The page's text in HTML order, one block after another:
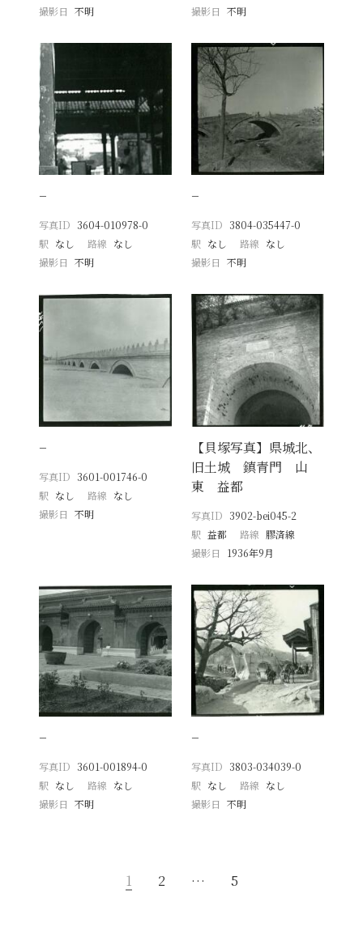
撮影日
不明
撮影日 不明
−
写真ID 3604-010978-0
駅 なし 路線 なし
撮影日
不明
−
写真ID 3804-035447-0
駅 なし 路線 なし
撮影日 不明
−
写真ID 3601-001746-0
駅 なし 路線 なし
撮影日
不明
【貝塚写真】県城北、
旧土城 鎮青門 山
東 益都
写真ID 3902-bei045-2
駅 益都 路線 膠済線
撮影日
1936年9月
−
写真ID 3601-001894-0
駅 なし 路線 なし
撮影日
不明
−
写真ID 3803-034039-0
駅 なし 路線 なし
撮影日 不明
1 2 … 5